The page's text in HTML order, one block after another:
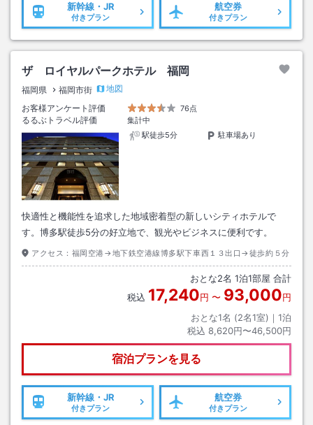
新幹線・JR
付きプラン
航空券
付きプラン
ザ ロイヤルパークホテル 福岡
福岡県 福岡市街
地図
お客様アンケート評価
76点
るるぶトラベル評価
集計中
駅徒歩5分
駐車場あり
快適性と機能性を追求した地域密着型の新しいシティホテルで
す。博多駅徒歩5分の好立地で、観光やビジネスに便利です。
アクセス： 福岡空港→地下鉄空港線博多駅下車西１３出口→徒歩約５分
おとな2名 1泊1部屋 合計
税込 17,240円 〜 93,000円
おとな1名 (2名1室)｜ 1泊
税込 8,620円〜46,500円
宿泊プランを見る
新幹線・JR
付きプラン
航空券
付きプラン